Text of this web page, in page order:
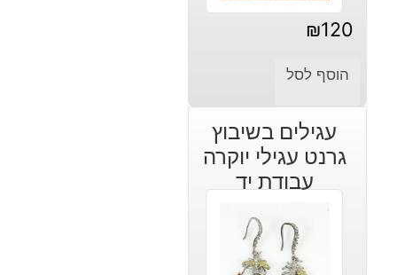
₪120
הוסף לסל
עגילים בשיבוץ
גרנט עגילי יוקרה
עבודת יד